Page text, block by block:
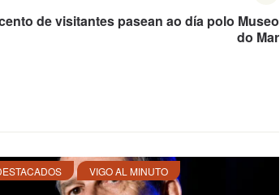
de visitantes pasean ao día polo Museo
do Mar
VIGO AL MINUTO